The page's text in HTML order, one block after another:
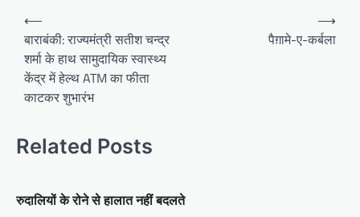
Post
navigation
⟵
बाराबंकी: राज्यमंत्री सतीश चन्द्र
शर्मा के हाथ सामुदायिक स्वास्थ्य
केंद्र में हेल्थ ATM का फीता
काटकर शुभारंभ
पैग़ामे-ए-कर्बला
⟶
Related Posts
रुदालियों के रोने से हालात नहीं बदलते